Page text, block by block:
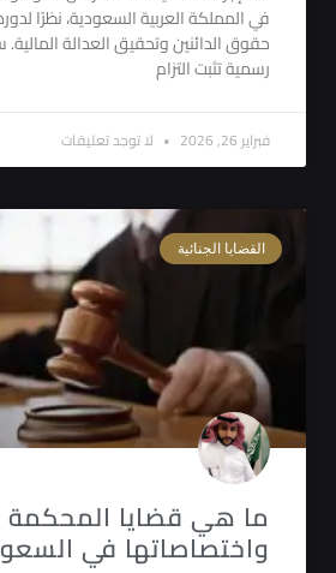
في المملكة العربية السعودية، نظرًا
حقوق الدائنين وتحقيق العدالة
رسمية تثبت التزام
فبراير 26, 2026 لا توجد تعليقات
القضايا الجنائية
ما هي قضايا المحكمة
واختصاصاتها في